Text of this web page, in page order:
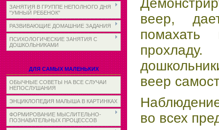
ЗАНЯТИЯ В ГРУППЕ НЕПОЛНОГО ДНЯ
"УМНЫЙ РЕБЕНОК"
РАЗВИВАЮЩИЕ ДОМАШНИЕ ЗАДАНИЯ
ПСИХОЛОГИЧЕСКИЕ ЗАНЯТИЯ С
ДОШКОЛЬНИКАМИ
ДЛЯ САМЫХ МАЛЕНЬКИХ
ОБЫЧНЫЕ СОВЕТЫ НА ВСЕ СЛУЧАИ
НЕПОСЛУШАНИЯ
ЭНЦИКЛОПЕДИЯ МАЛЫША В КАРТИНКАХ
ФОРМИРОВАНИЕ МЫСЛИТЕЛЬНО-
ПОЗНАВАТЕЛЬНЫХ ПРОЦЕССОВ
веер,
помахать
веер
во всех